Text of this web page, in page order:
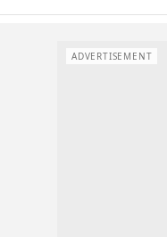
ADVERTISEMENT